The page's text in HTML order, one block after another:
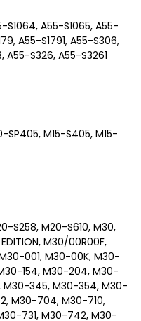
S1064, A55-S1065, A55-
A55-S1791, A55-S306,
A55-S326, A55-S3261
SP405, M15-S405, M15-
S258, M20-S610, M30,
EDITION, M30/00R00F,
001, M30-00K, M30-
154, M30-204, M30-
M30-345, M30-354, M30-
M30-704, M30-710,
731, M30-742, M30-